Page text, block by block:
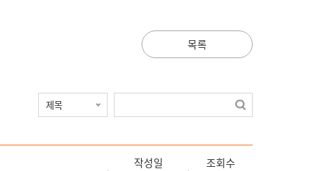
목록
작성일 조회수